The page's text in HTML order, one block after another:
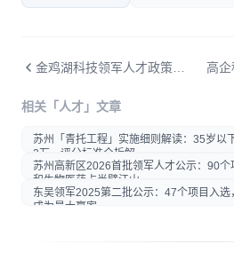
在微信内打开后分享给好友或
朋友圈
相关「人才」文章
苏州「青托工程」实施细则解读：35岁以
2万，评分标准全拆解
苏州高新区2026首批领军人才公示：90个
和生物医药占半壁江山
东吴领军2025第二批公示：47个项目入选
成为最大赢家